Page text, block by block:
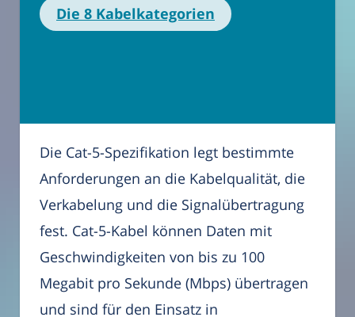
Die 8 Kabelkategorien
Die Cat-5-Spezifikation legt bestimmte
Anforderungen an die Kabelqualität, die
Verkabelung und die Signalübertragung
fest. Cat-5-Kabel können Daten mit
Geschwindigkeiten von bis zu 100
Megabit pro Sekunde (Mbps) übertragen
und sind für den Einsatz in